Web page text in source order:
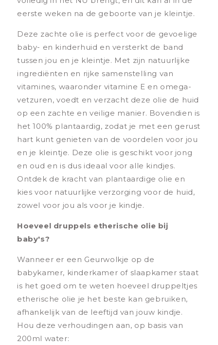
eerste weken na de geboorte van je kleintje.
Deze zachte olie is perfect voor de gevoelige
baby- en kinderhuid en versterkt de band
tussen jou en je kleintje. Met zijn natuurlijke
ingrediënten en rijke samenstelling van
vitamines, waaronder vitamine E en omega-
vetzuren, voedt en verzacht deze olie de huid
op een zachte en veilige manier. Bovendien is
het 100% plantaardig, zodat je met een gerust
hart kunt genieten van de voordelen voor jou
en je kleintje. Deze olie is geschikt voor jong
en oud en is dus ideaal voor alle kindjes.
Ontdek de kracht van plantaardige olie en
kies voor natuurlijke verzorging voor de huid,
zowel voor jou als voor je kindje.
Hoeveel druppels etherische olie bij
baby's?
Wanneer er een Geurwolkje op de
babykamer, kinderkamer of slaapkamer staat
is het goed om te weten hoeveel druppeltjes
etherische olie je het beste kan gebruiken,
afhankelijk van de leeftijd van jouw kindje.
Hou deze verhoudingen aan, op basis van
200ml water: